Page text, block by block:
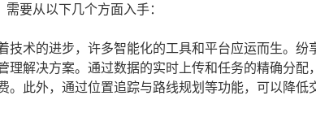
要从以下几个方面入手：
技术的进步，许多智能化的工具和平台应运而生。
理解决方案。通过数据的实时上传和任务的精确分
。此外，通过位置追踪与路线规划等功能，可以降低